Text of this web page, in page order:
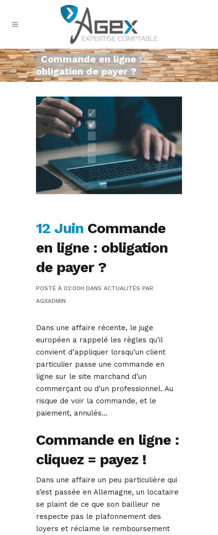
Commande en ligne :
obligation de payer ?
12 Juin Commande
en ligne : obligation
de payer ?
POSTÉ À 02:00H DANS ACTUALITÉS PAR
AGXADMIN
Dans une affaire récente, le juge
européen a rappelé les règles qu’il
convient d’appliquer lorsqu’un client
particulier passe une commande en
ligne sur le site marchand d’un
commerçant ou d’un professionnel. Au
risque de voir la commande, et le
paiement, annulés…
Commande en ligne :
cliquez = payez !
Dans une affaire un peu particulière qui
s’est passée en Allemagne, un locataire
se plaint de ce que son bailleur ne
respecte pas le plafonnement des
loyers et réclame le remboursement